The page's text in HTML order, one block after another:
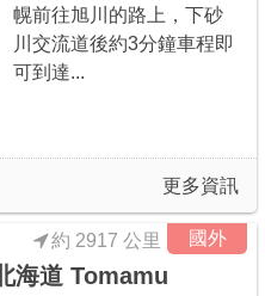
幌前往旭川的路上，下砂
川交流道後約3分鐘車程即
可到達...
更多資訊
國外
約 2917 公里
海道 Tomamu